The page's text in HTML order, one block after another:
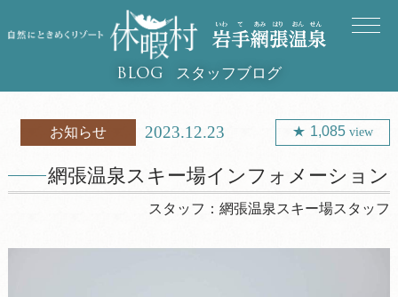
BLOG スタッフブログ
お知らせ 2023.12.23 1,085view
網張温泉スキー場インフォメーション
スタッフ：網張温泉スキー場スタッフ